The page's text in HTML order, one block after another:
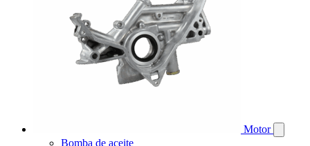
Motor
Bomba de aceite